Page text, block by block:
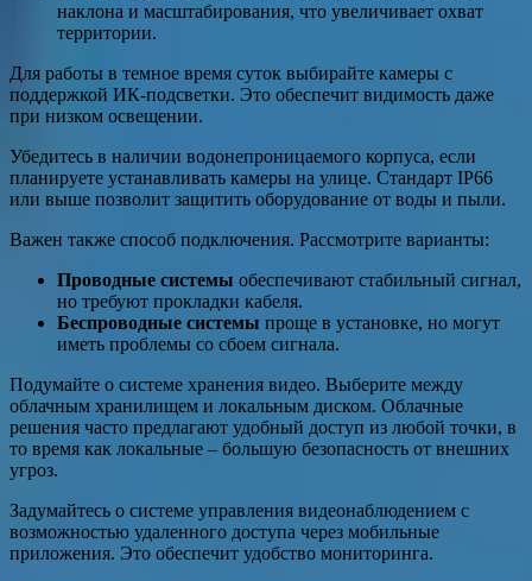
наклона и масштабирования, что увеличивает охват
территории.
Для работы в темное время суток выбирайте камеры с
поддержкой ИК-подсветки. Это обеспечит видимость даже
при низком освещении.
Убедитесь в наличии водонепроницаемого корпуса, если
планируете устанавливать камеры на улице. Стандарт IP66
или выше позволит защитить оборудование от воды и пыли.
Важен также способ подключения. Рассмотрите варианты:
Проводные системы обеспечивают стабильный сигнал,
но требуют прокладки кабеля.
Беспроводные системы проще в установке, но могут
иметь проблемы со сбоем сигнала.
Подумайте о системе хранения видео. Выберите между
облачным хранилищем и локальным диском. Облачные
решения часто предлагают удобный доступ из любой точки, в
то время как локальные – большую безопасность от внешних
угроз.
Задумайтесь о системе управления видеонаблюдением с
возможностью удаленного доступа через мобильные
приложения. Это обеспечит удобство мониторинга.